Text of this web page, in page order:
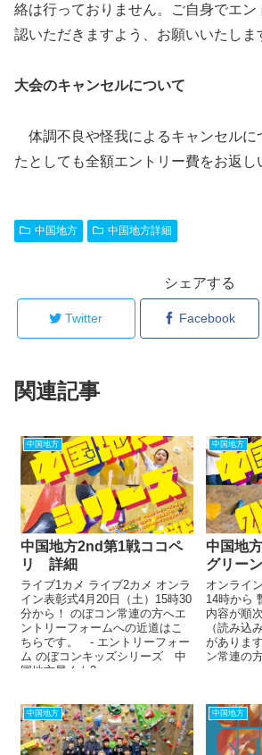
絡は行っておりません。ご自身でエン
認いただきますよう、お願いいたしま
大会のキャンセルについて
体調不良や怪我によるキャンセルに
たとしても全額エントリー費をお返し
中国地方 中国地方詳細
シェアする
Twitter Facebook
関連記事
中国地方
中国地方2nd第1戦ココペ
リ 詳細
ライブ1カメ ライブ2カメ オンラ
イン表彰式4月20日（土）15時30
分から！ のぼコン常連の方へエ
ントリーフォームへの近道はこ
ちらです。 - エントリーフォー
ム のぼコンキッズシリーズ 中
国地方早くも2...
中国地方
中国地
グリー
オンライ
14時から
内容が順
（読み込
がありま
ン常連の
中国地方 中国地方